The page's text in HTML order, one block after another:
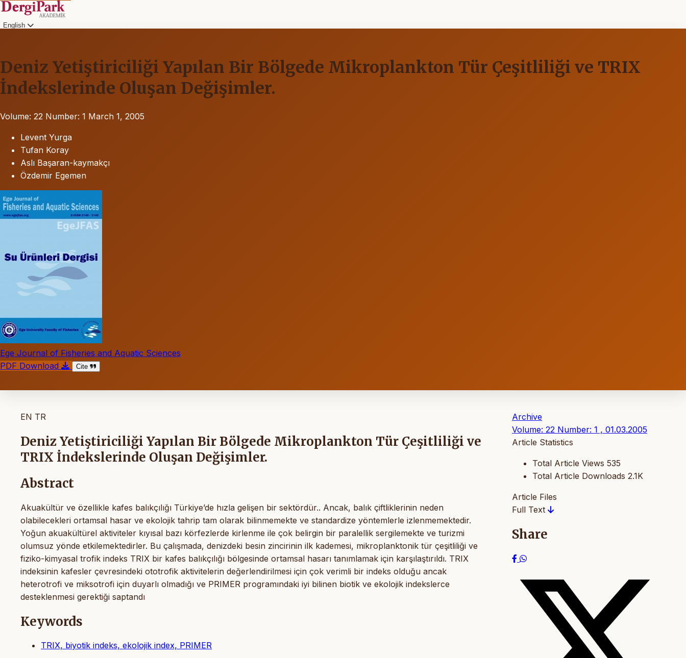
English
Deniz Yetiştiriciliği Yapılan Bir Bölgede Mikroplankton Tür Çeşitliliği ve TRIX
İndekslerinde Oluşan Değişimler.
Volume: 22 Number: 1 March 1, 2005
Levent Yurga
Tufan Koray
Aslı Başaran-kaymakçı
Özdemir Egemen
Ege Journal of Fisheries and Aquatic Sciences
PDF Download
Cite
EN TR
Deniz Yetiştiriciliği Yapılan Bir Bölgede Mikroplankton Tür Çeşitliliği ve
TRIX İndekslerinde Oluşan Değişimler.
Abstract
Akuakültür ve özellikle kafes balıkçılığı Türkiye’de hızla gelişen bir sektördür.. Ancak, balık çiftliklerinin neden
olabilecekleri ortamsal hasar ve ekolojik tahrip tam olarak bilinmemekte ve standardize yöntemlerle izlenmemektedir.
Yoğun akuakültürel aktiviteler kıyısal bazı körfezlerde kirlenme ile çok belirgin bir paralellik sergilemekte ve turizmi
olumsuz yönde etkilemektedirler. Bu çalışmada, denizdeki besin zincirinin ilk kademesi, mikroplanktonik tür çeşitliliği ve
fiziko-kimyasal trofik indeks TRIX bir kafes balıkçılığı bölgesinde ortamsal hasarı tanımlamak için karşılaştırıldı. TRIX
indeksinin kafesler çevresindeki ototrofik aktivitelerin değerlendirilmesi için çok verimli bir indeks olduğu ancak
heterotrofi ve miksotrofi için duyarlı olmadığı ve PRIMER programındaki iyi bilinen biotik ve ekolojik indekslerce
desteklenmesi gerektiği saptandı
Keywords
TRIX, biyotik indeks, ekolojik index, PRIMER
Archive
Volume: 22 Number: 1 , 01.03.2005
Article Statistics
Total Article Views 535
Total Article Downloads 2.1K
Article Files
Full Text
Share